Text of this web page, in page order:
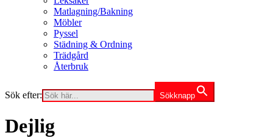
Matlagning/Bakning
Möbler
Pyssel
Städning & Ordning
Trädgård
Återbruk
Sök efter: Sökknapp
Dejlig